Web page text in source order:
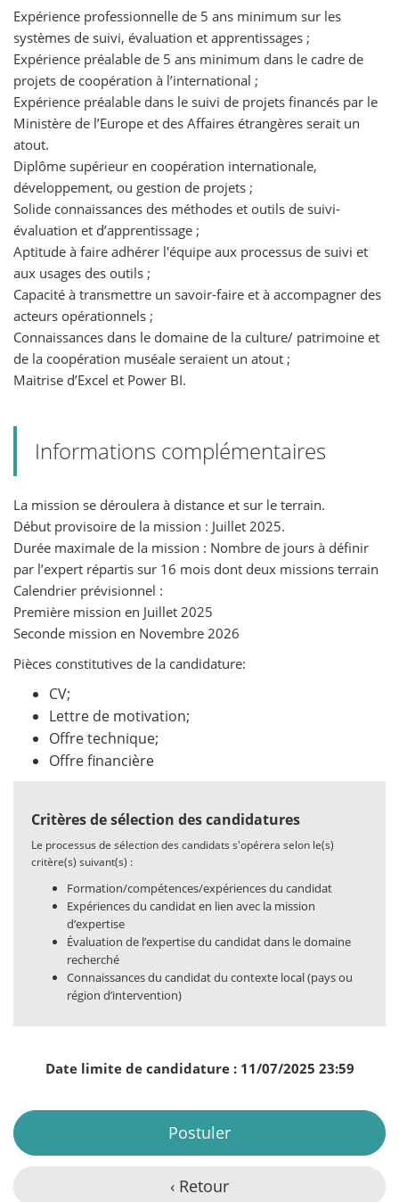
Expérience professionnelle de 5 ans minimum sur les
systèmes de suivi, évaluation et apprentissages ;
Expérience préalable de 5 ans minimum dans le cadre de
projets de coopération à l’international ;
Expérience préalable dans le suivi de projets financés par le
Ministère de l’Europe et des Affaires étrangères serait un
atout.
Diplôme supérieur en coopération internationale,
développement, ou gestion de projets ;
Solide connaissances des méthodes et outils de suivi-
évaluation et d’apprentissage ;
Aptitude à faire adhérer l'équipe aux processus de suivi et
aux usages des outils ;
Capacité à transmettre un savoir-faire et à accompagner des
acteurs opérationnels ;
Connaissances dans le domaine de la culture/ patrimoine et
de la coopération muséale seraient un atout ;
Maitrise d’Excel et Power BI.
Informations complémentaires
La mission se déroulera à distance et sur le terrain.
Début provisoire de la mission : Juillet 2025.
Durée maximale de la mission : Nombre de jours à définir
par l’expert répartis sur 16 mois dont deux missions terrain
Calendrier prévisionnel :
Première mission en Juillet 2025
Seconde mission en Novembre 2026
Pièces constitutives de la candidature:
CV;
Lettre de motivation;
Offre technique;
Offre financière
Critères de sélection des candidatures
Le processus de sélection des candidats s'opérera selon le(s)
critère(s) suivant(s) :
Formation/compétences/expériences du candidat
Expériences du candidat en lien avec la mission
d’expertise
Évaluation de l’expertise du candidat dans le domaine
recherché
Connaissances du candidat du contexte local (pays ou
région d’intervention)
Date limite de candidature : 11/07/2025 23:59
Postuler
‹ Retour